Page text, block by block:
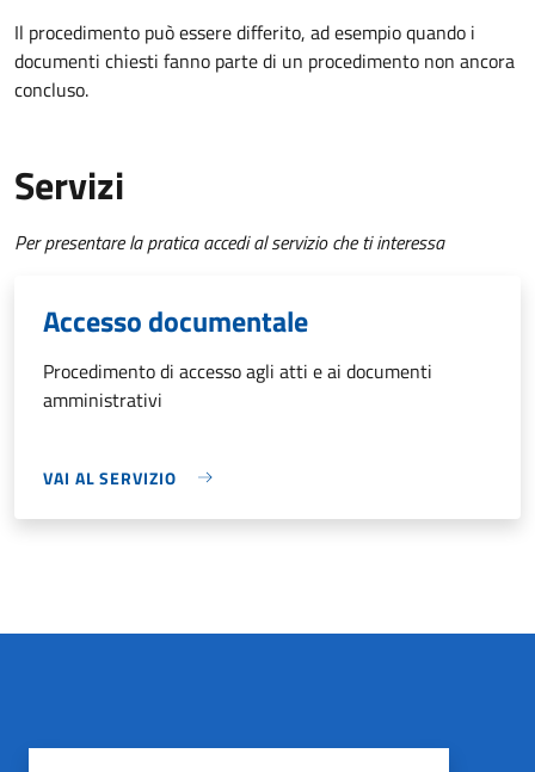
Il procedimento può essere differito, ad esempio quando i
documenti chiesti fanno parte di un procedimento non ancora
concluso.
Servizi
Per presentare la pratica accedi al servizio che ti interessa
Accesso documentale
Procedimento di accesso agli atti e ai documenti
amministrativi
VAI AL SERVIZIO